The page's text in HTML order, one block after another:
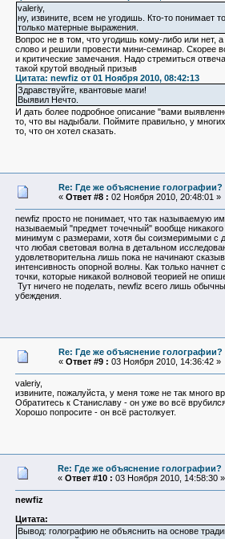
valeriy,
ну, извините, всем не угодишь. Кто-то понимает
только матерные выражения.
Вопрос не в том, что угодишь кому-либо или
слово и решили провести мини-семинар. Скорее
и критические замечания. Надо стремиться
такой крутой вводный призыв
Цитата: newfiz от 01 Ноября 2010, 08:42:13
Здравствуйте, квантовые маги!
Выявил Нечто.
И дать более подробное описание "вами
то, что вы надыбали. Поймите правильно, у
то, что он хотел сказать.
Re: Где же объяснение голографии?
« Ответ #8 : 02 Ноября 2010, 20:48:01 »
newfiz просто не понимает, что так называемую
называемый "предмет точечный" вообще
минимум с размерами, хотя бы соизмеримыми с
что любая световая волна в детальном
удовлетворительна лишь пока не начинают
интенсивность опорной волны. Как только
точки, которые никакой волновой теорией не
Тут ничего не поделать, newfiz всего лишь
убеждения.
Re: Где же объяснение голографии?
« Ответ #9 : 03 Ноября 2010, 14:36:42 »
valeriy,
извините, пожалуйста, у меня тоже не так много
Обратитесь к Станиславу - он уже во всё
Хорошо попросите - он всё растолкует.
Re: Где же объяснение голографии?
« Ответ #10 : 03 Ноября 2010, 14:58:30 »
newfiz
Цитата:
Вывод: голографию не объяснить на основе